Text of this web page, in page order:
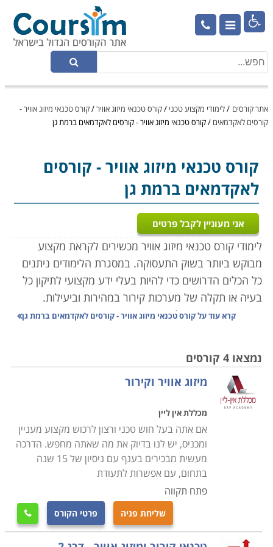

אתר קורסים /לימודי מקצוע טכני /קורס טכנאי מיזוג אוויר/קורס טכנאי מיזוג אוויר -
קורסים לאקדמאים /קורס טכנאי מיזוג אוויר - קורסים לאקדמאים ברמת גן
קורס טכנאי מיזוג אוויר- קורסים
לאקדמאים ברמת גן
אני מעוניין לקבל פרטים
לימודי קורס טכנאי מיזוג אוויר מכשירים לקראת מקצוע
מבוקש ביותר בשוק התעסוקה. במסגרת הלימודים ניתנים
כל הכלים הדרושים כדי להיות בעלי ידע מקצועי לתיקון כל
בעיה או תקלה של מערכות קירור במהירות וביעילות.
אם יש נושא שניתן להיות בטוחים כי תמיד יהיה בו ביקוש,
לכיוון הנהג, או מאורר קטן לערבל את האוויר החם והלח.
היום, אם חלילה וחס יתקלקל הקירור בעבודה בצהרי חודש
יולי או אוגוסט, רוב הבוסים ירחמו על הצוות, וישלחו אותם
הביתה עד בואו של הטכנאי הגואל. קשה להאמין שעד לפני
שנים לא רבות היה מיזוג האוויר שמור לבעלי הממון בלבד.
מזג האוויר בארץ מקצין והולך יד ביד עם השפעות
ההתחממות הגלובלית. המערכות האקלימיות הופכות
קיצוניות וקשות יותר, והמועקה מורגשת בעיקר בקיץ, שהופך
יותר ויותר ארוך, אבל פחות ופחות נסבל. לכן אם נחפש
תחום שבו אנו מניחים שתמיד יהיה ביקוש יציב ומתמשך,
קרא עוד עלקורס טכנאי מיזוג אוויר - קורסים לאקדמאים ברמת גן
נמצאו 4 קורסים
מיזוג אוויר וקירור
מכללת אין ליין
אם אתה בעל חוש טכני ורצון לרכוש מקצוע מעניין
ומכניס, יש לנו בדיוק את מה שאתה מחפש. הדרכה
מעשית מבכירים בענף עם ניסיון של 15 שנה
בתחום, עם אפשרות לתעודת
פתח תקווה
שליחת פניה פרטי הקורס 